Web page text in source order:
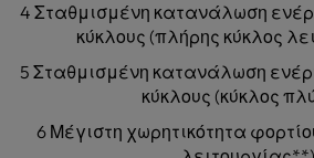
4 Σταθμισμένη κατανάλωση
κύκλους (πλήρης κύκλος
5 Σταθμισμένη κατανάλωση
κύκλους (κύκλος
6 Μέγιστη χωρητικότητα